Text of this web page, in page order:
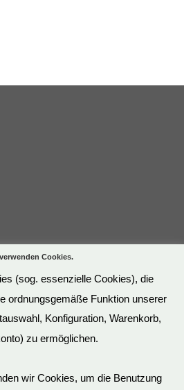
Cookies.
(sog. essenzielle Cookies), die
ordnungsgemäße Funktion unserer
Konfiguration, Warenkorb,
zu ermöglichen.
wir Cookies, um die Benutzung